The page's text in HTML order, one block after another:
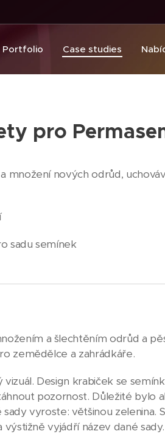
Portfolio Case studies
pro
množení nových odrůd,
sadu semínek
a šlechtěním odrůd a
zemědělce a zahrádkáře.
Design krabiček se
pozornost. Důležité bylo
vyroste: většinou zelenina.
vyjádří název dané sady.